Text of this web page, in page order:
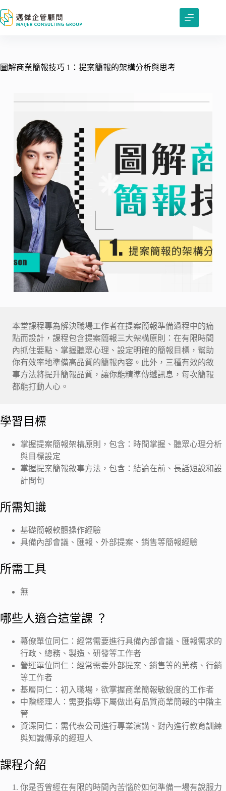
至
容
圖解商業簡報技巧 1：提案簡報的架構分析與思考
本堂課程專為解決職場工作者在提案簡報準備過程中的痛
點而設計，課程包含提案簡報三大架構原則：在有限時間
內抓住要點、掌握聽眾心理、設定明確的簡報目標，幫助
你有效率地準備高品質的簡報內容。此外，三種有效的敘
事方法將提升簡報品質，讓你能精準傳遞訊息，每次簡報
都能打動人心。
學習目標
掌握提案簡報架構原則，包含：時間掌握、聽眾心理分析
與目標設定
掌握提案簡報敘事方法，包含：結論在前、長話短說和設
計問句
所需知識
基礎簡報軟體操作經驗
具備內部會議、匯報、外部提案、銷售等簡報經驗
所需工具
無
哪些人適合這堂課 ？
幕僚單位同仁：經常需要進行具備內部會議、匯報需求的
行政、總務、製造、研發等工作者
營運單位同仁：經常需要外部提案、銷售等的業務、行銷
等工作者
基層同仁：初入職場，欲掌握商業簡報敏銳度的工作者
中階經理人：需要指導下屬做出有品質商業簡報的中階主
管
資深同仁：需代表公司進行專業演講、對內進行教育訓練
與知識傳承的經理人
課程介紹
你是否曾經在有限的時間內苦惱於如何準備一場有說服力